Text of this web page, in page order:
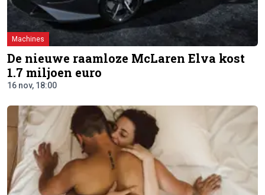
Machines
De nieuwe raamloze McLaren Elva kost
1.7 miljoen euro
16 nov, 18:00